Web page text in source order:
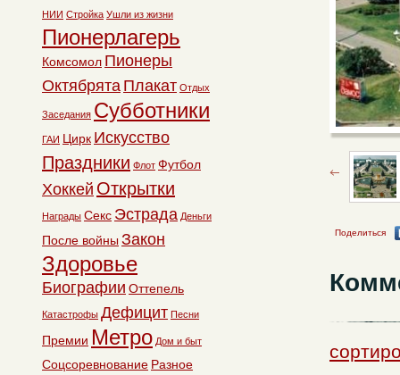
Поделиться
НИИ Стройка Ушли из жизни
Пионерлагерь
Комсомол Пионеры
Октябрята Плакат Отдых
Заседания Субботники
ГАИ Цирк Искусство
Праздники Флот Футбол
Хоккей Открытки
Награды Секс Эстрада Деньги
После войны Закон
Здоровье
Биографии Оттепель
Катастрофы Дефицит Песни
Премии Метро Дом и быт
Соцсоревнование Разное